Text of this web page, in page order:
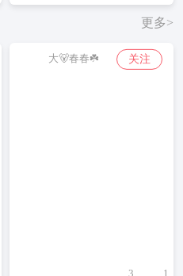
更多>
大🐻春春☘️ 关注
3 1